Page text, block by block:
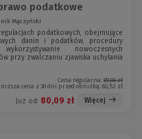
podatkowe
Mączyński
podatkowych, obejmujące
danin i podatków, procedury
nowoczesnych
przy zwalczaniu zjawiska uchylania
Cena regularna: 89,00 zł
cena z 30 dni przed obniżką:60,52 zł
Już od: 80,09 zł Więcej